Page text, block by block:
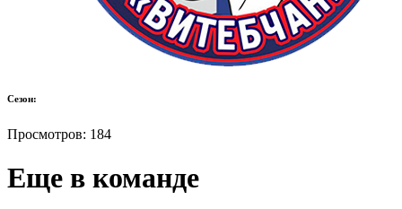
Сезон:
Просмотров: 184
Еще в команде